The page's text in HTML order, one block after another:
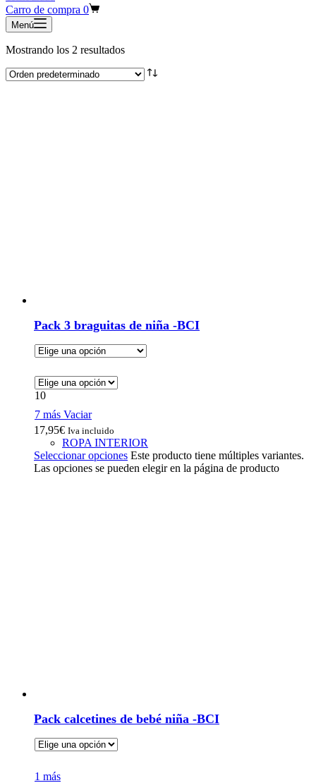
Carro de compra 0
Menú
Mostrando los 2 resultados
Pack 3 braguitas de niña -BCI
10
7 más Vaciar
17,95€ Iva incluido
ROPA INTERIOR
Seleccionar opciones Este producto tiene múltiples variantes.
Las opciones se pueden elegir en la página de producto
Pack calcetines de bebé niña -BCI
1 más